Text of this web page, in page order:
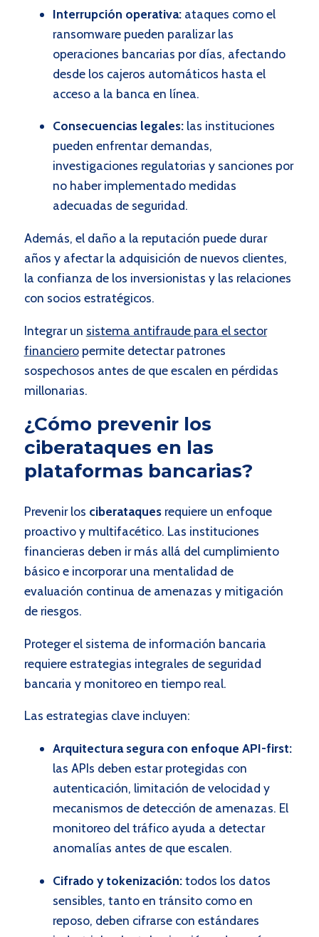
Interrupción operativa:ataques como el
ransomware pueden paralizar las
operaciones bancarias por días, afectando
desde los cajeros automáticos hasta el
acceso a la banca en línea.
Consecuencias legales:las instituciones
pueden enfrentar demandas,
investigaciones regulatorias y sanciones por
no haber implementado medidas
adecuadas de seguridad.
Además, el daño a la reputación puede durar
años y afectar la adquisición de nuevos clientes,
la confianza de los inversionistas y las relaciones
con socios estratégicos.
Integrar un sistema antifraude para el sector
financieropermite detectar patrones
sospechosos antes de que escalen en pérdidas
millonarias.
¿Cómo prevenir los
ciberataques en las
plataformas bancarias?
Prevenir los ciberataquesrequiere un enfoque
proactivo y multifacético. Las instituciones
financieras deben ir más allá del cumplimiento
básico e incorporar una mentalidad de
evaluación continua de amenazas y mitigación
de riesgos.
Proteger el sistema de información bancaria
requiere estrategias integrales de seguridad
bancaria y monitoreo en tiempo real.
Las estrategias clave incluyen:
Arquitectura segura con enfoque API-first:
las APIs deben estar protegidas con
autenticación, limitación de velocidad y
mecanismos de detección de amenazas. El
monitoreo del tráfico ayuda a detectar
anomalías antes de que escalen.
Cifrado y tokenización:todos los datos
sensibles, tanto en tránsito como en
reposo, deben cifrarse con estándares